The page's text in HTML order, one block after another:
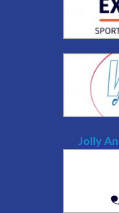
Jolly